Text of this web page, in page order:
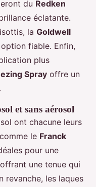
du Redken
éclatante.
la Goldwell
fiable. Enfin,
plus
Spray offre un
et sans aérosol
ont chacune leurs
le Franck
pour une
une tenue qui
revanche, les laques